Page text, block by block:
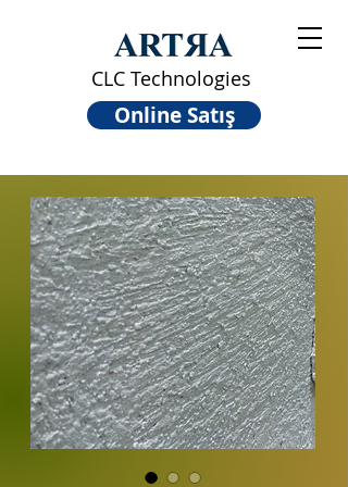
CLC Technologies
Online Satış